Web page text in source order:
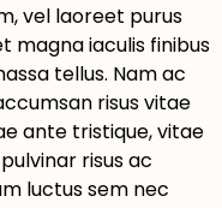
vel laoreet purus
magna iaculis finibus
tellus. Nam ac
risus vitae
ante tristique, vitae
risus ac
luctus sem nec